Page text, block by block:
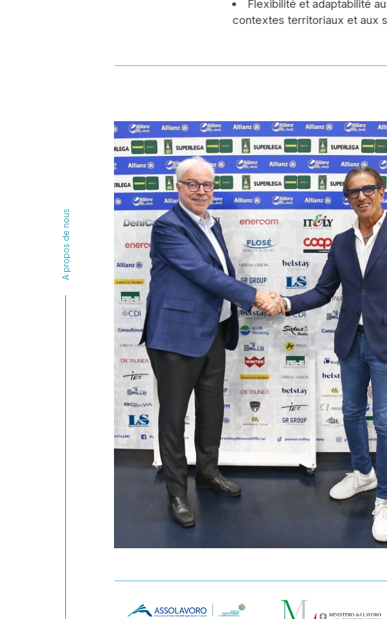
A propos de nous
Flexibilité et adaptabilité
contextes territoriaux et aux